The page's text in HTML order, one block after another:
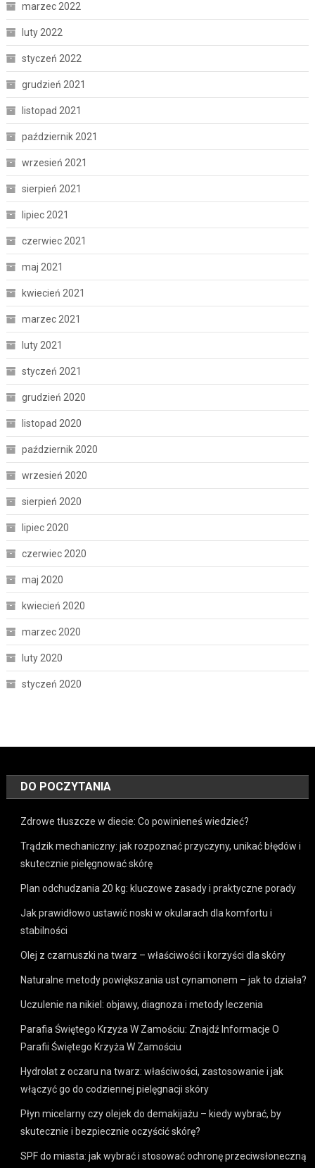
marzec 2022
luty 2022
styczeń 2022
grudzień 2021
listopad 2021
październik 2021
wrzesień 2021
sierpień 2021
lipiec 2021
czerwiec 2021
maj 2021
kwiecień 2021
marzec 2021
luty 2021
styczeń 2021
grudzień 2020
listopad 2020
październik 2020
wrzesień 2020
sierpień 2020
lipiec 2020
czerwiec 2020
maj 2020
kwiecień 2020
marzec 2020
luty 2020
styczeń 2020
DO POCZYTANIA
Zdrowe tłuszcze w diecie: Co powinieneś wiedzieć?
Trądzik mechaniczny: jak rozpoznać przyczyny, unikać błędów i
skutecznie pielęgnować skórę
Plan odchudzania 20 kg: kluczowe zasady i praktyczne porady
Jak prawidłowo ustawić noski w okularach dla komfortu i
stabilności
Olej z czarnuszki na twarz – właściwości i korzyści dla skóry
Naturalne metody powiększania ust cynamonem – jak to działa?
Uczulenie na nikiel: objawy, diagnoza i metody leczenia
Parafia Świętego Krzyża W Zamościu: Znajdź Informacje O
Parafii Świętego Krzyża W Zamościu
Hydrolat z oczaru na twarz: właściwości, zastosowanie i jak
włączyć go do codziennej pielęgnacji skóry
Płyn micelarny czy olejek do demakijażu – kiedy wybrać, by
skutecznie i bezpiecznie oczyścić skórę?
SPF do miasta: jak wybrać i stosować ochronę przeciwsłoneczną